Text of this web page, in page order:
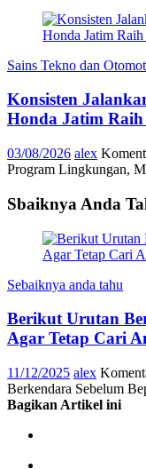
Sains Tekno dan
Konsisten
Honda Jatim Raih
03/08/2026 alex
Program Lingkungan,
Sbaiknya Anda
Sebaiknya anda tahu
Berikut Urutan
Agar Tetap Cari
11/12/2025 alex
Berkendara Sebelum
Bagikan Artikel ini